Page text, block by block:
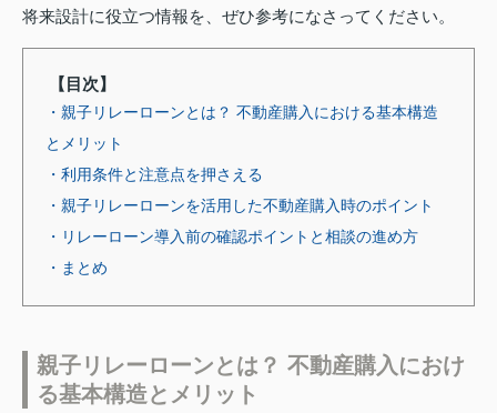
将来設計に役立つ情報を、ぜひ参考になさってください。
【目次】
・親子リレーローンとは？ 不動産購入における基本構造
とメリット
・利用条件と注意点を押さえる
・親子リレーローンを活用した不動産購入時のポイント
・リレーローン導入前の確認ポイントと相談の進め方
・まとめ
親子リレーローンとは？ 不動産購入におけ
る基本構造とメリット